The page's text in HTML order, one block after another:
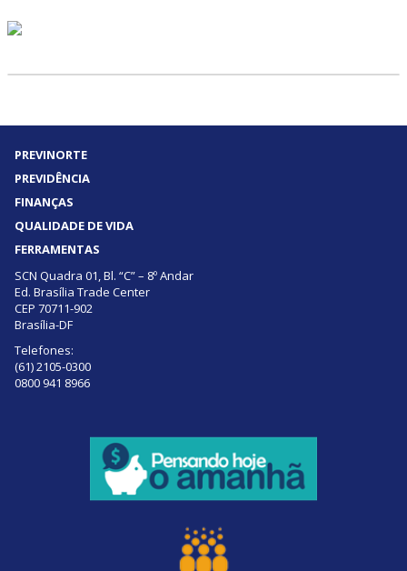
PREVINORTE
PREVIDÊNCIA
FINANÇAS
QUALIDADE DE VIDA
FERRAMENTAS
SCN Quadra 01, Bl. “C” – 8º Andar
Ed. Brasília Trade Center
CEP 70711-902
Brasília-DF
Telefones:
(61) 2105-0300
0800 941 8966